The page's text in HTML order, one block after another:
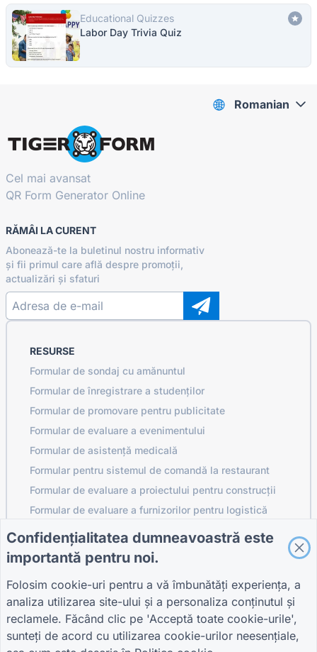
Educational Quizzes
Labor Day Trivia Quiz
Cel mai avansat
QR Form Generator Online
RĂMÂI LA CURENT
Abonează-te la buletinul nostru informativ
și fii primul care află despre promoții,
actualizări și sfaturi
RESURSE
Formular de sondaj cu amănuntul
Formular de înregistrare a studenților
Formular de promovare pentru publicitate
Formular de evaluare a evenimentului
Formular de asistență medicală
Formular pentru sistemul de comandă la restaurant
Formular de evaluare a proiectului pentru construcții
Formular de evaluare a furnizorilor pentru logistică
Formular de cerere de servicii pentru utilități
Formular de implicare a clienților
GHIDURI
Centrul de ajutor
Blog
COMPANIE
Despre noi
Contactaţi-ne
TERMENI
Termeni
Politica de
Romanian
Confidențialitatea dumneavoastră este
importantă pentru noi.
Folosim cookie-uri pentru a vă îmbunătăți experiența, a
analiza utilizarea site-ului și a personaliza conținutul și
reclamele. Făcând clic pe 'Acceptă toate cookie-urile',
sunteți de acord cu utilizarea cookie-urilor neesențiale,